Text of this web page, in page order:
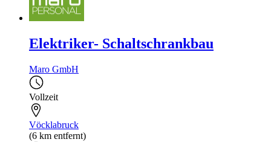
Elektriker- Schaltschrankbau
Maro GmbH
Vollzeit
Vöcklabruck
(6 km entfernt)